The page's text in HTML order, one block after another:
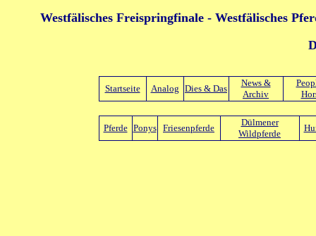
Westfälisches Freispringfinale - Westfälisches
Startseite Analog Dies & Das
News &
Archiv
Pferde Ponys Friesenpferde
Dülmener
Wildpferde